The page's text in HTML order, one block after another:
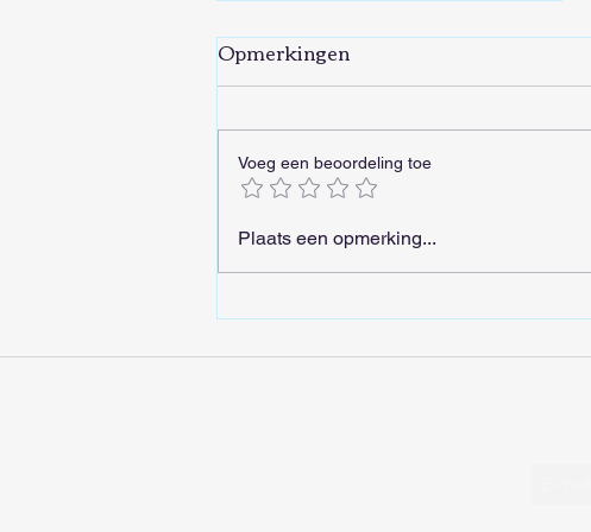
Nelson Mandela was een
moedig man
Opmerkingen
Voeg een beoordeling toe
Plaats een opmerking...